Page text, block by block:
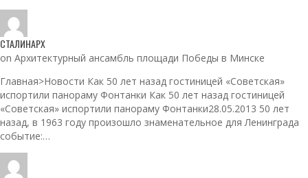
СТАЛИНАРХ
on Архитектурный ансамбль площади Победы в Минске
Главная>Новости Как 50 лет назад гостиницей «Советская»
испортили панораму Фонтанки Как 50 лет назад гостиницей
«Советская» испортили панораму Фонтанки28.05.2013 50 лет
назад, в 1963 году произошло знаменательное для Ленинграда
событие:…